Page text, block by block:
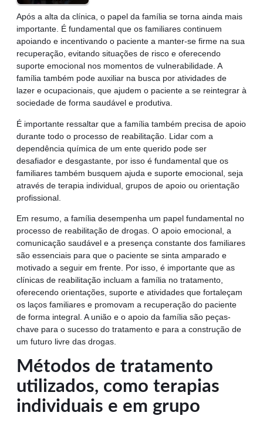
Após a alta da clínica, o papel da família se torna ainda mais
importante. É fundamental que os familiares continuem
apoiando e incentivando o paciente a manter-se firme na sua
recuperação, evitando situações de risco e oferecendo
suporte emocional nos momentos de vulnerabilidade. A
família também pode auxiliar na busca por atividades de
lazer e ocupacionais, que ajudem o paciente a se reintegrar à
sociedade de forma saudável e produtiva.
É importante ressaltar que a família também precisa de apoio
durante todo o processo de reabilitação. Lidar com a
dependência química de um ente querido pode ser
desafiador e desgastante, por isso é fundamental que os
familiares também busquem ajuda e suporte emocional, seja
através de terapia individual, grupos de apoio ou orientação
profissional.
Em resumo, a família desempenha um papel fundamental no
processo de reabilitação de drogas. O apoio emocional, a
comunicação saudável e a presença constante dos familiares
são essenciais para que o paciente se sinta amparado e
motivado a seguir em frente. Por isso, é importante que as
clínicas de reabilitação incluam a família no tratamento,
oferecendo orientações, suporte e atividades que fortaleçam
os laços familiares e promovam a recuperação do paciente
de forma integral. A união e o apoio da família são peças-
chave para o sucesso do tratamento e para a construção de
um futuro livre das drogas.
Métodos de tratamento
utilizados, como terapias
individuais e em grupo